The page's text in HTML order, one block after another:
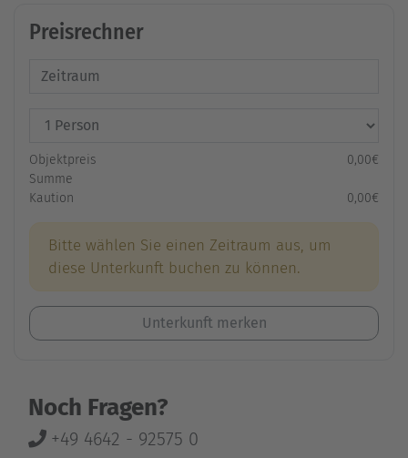
Preisrechner
Objektpreis
0,00€
Summe
Kaution
0,00€
Bitte wählen Sie einen Zeitraum aus, um
diese Unterkunft buchen zu können.
Unterkunft merken
Noch Fragen?
+49 4642 - 92575 0